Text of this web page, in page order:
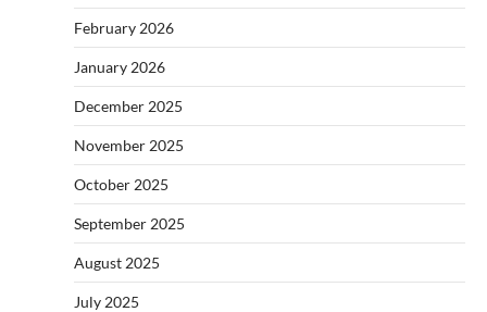
February 2026
January 2026
December 2025
November 2025
October 2025
September 2025
August 2025
July 2025